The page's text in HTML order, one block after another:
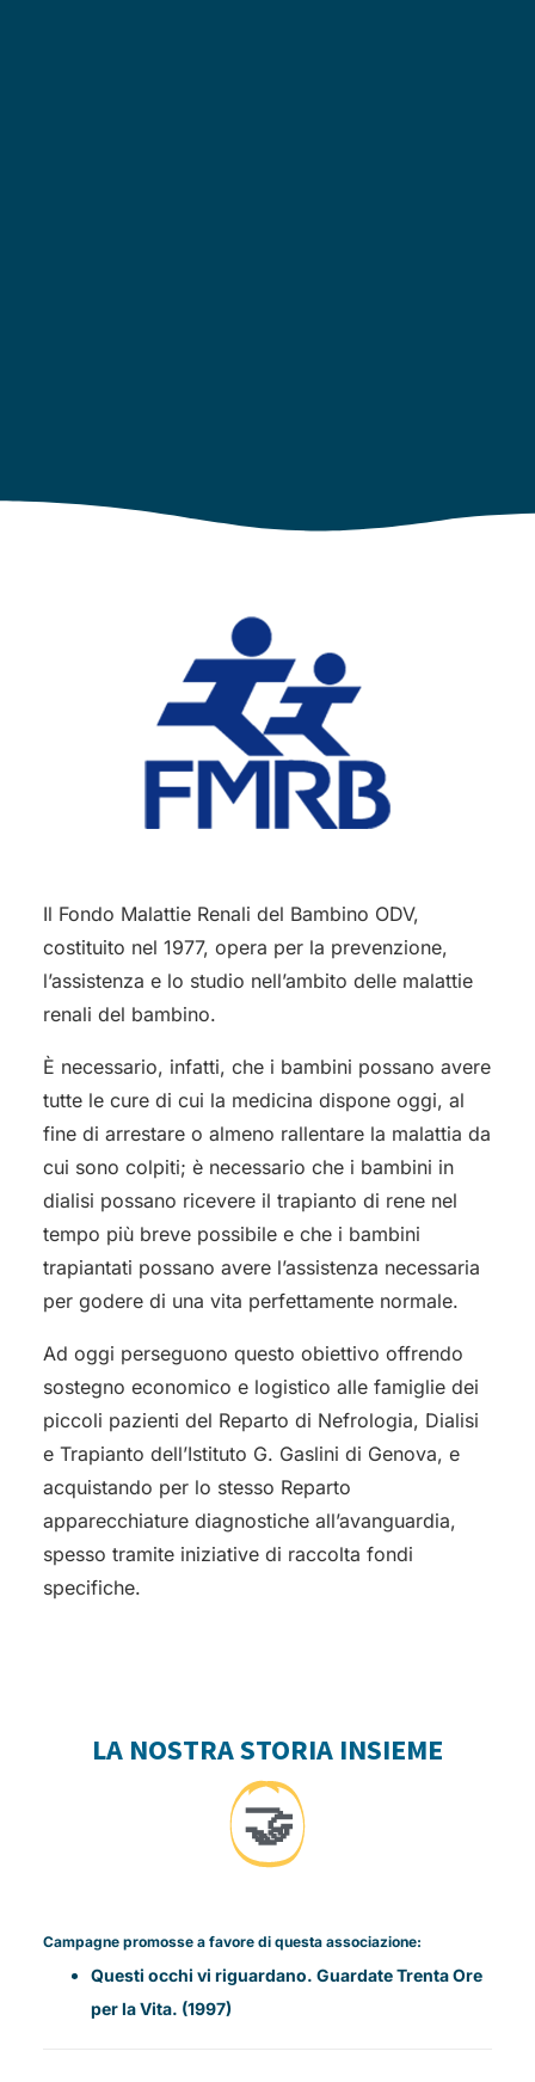
Il Fondo Malattie Renali del Bambino ODV,
costituito nel 1977, opera per la prevenzione,
l’assistenza e lo studio nell’ambito delle malattie
renali del bambino.
È necessario, infatti, che i bambini possano avere
tutte le cure di cui la medicina dispone oggi, al
fine di arrestare o almeno rallentare la malattia da
cui sono colpiti; è necessario che i bambini in
dialisi possano ricevere il trapianto di rene nel
tempo più breve possibile e che i bambini
trapiantati possano avere l’assistenza necessaria
per godere di una vita perfettamente normale.
Ad oggi perseguono questo obiettivo offrendo
sostegno economico e logistico alle famiglie dei
piccoli pazienti del Reparto di Nefrologia, Dialisi
e Trapianto dell’Istituto G. Gaslini di Genova, e
acquistando per lo stesso Reparto
apparecchiature diagnostiche all’avanguardia,
spesso tramite iniziative di raccolta fondi
specifiche.
LA NOSTRA STORIA INSIEME
🤝
Campagne promosse a favore di questa associazione:
Questi occhi vi riguardano. Guardate Trenta Ore
per la Vita. (1997)